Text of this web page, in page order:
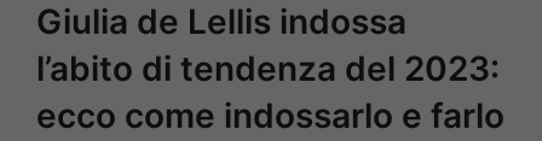
Giulia de Lellis indossa
l’abito di tendenza del 2023:
ecco come indossarlo e farlo